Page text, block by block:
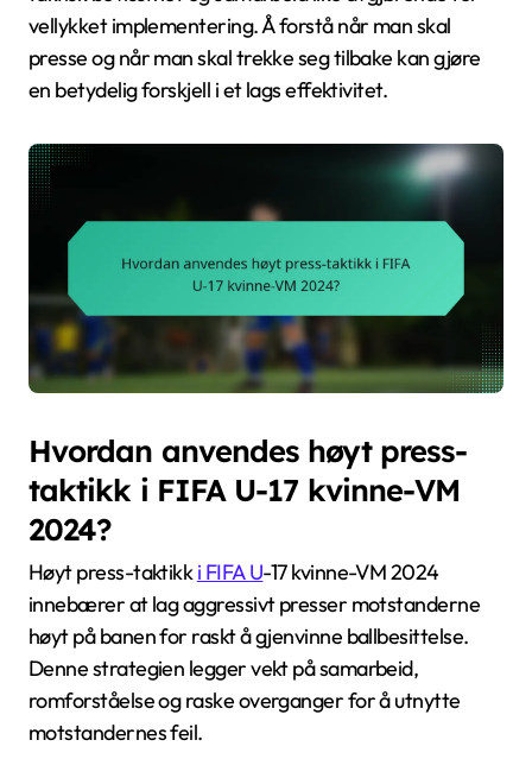
vellykket implementering. Å forstå når man skal
presse og når man skal trekke seg tilbake kan gjøre
en betydelig forskjell i et lags effektivitet.
Hvordan anvendes høyt press-
taktikk i FIFA U-17 kvinne-VM
2024?
Høyt press-taktikki FIFA U-17 kvinne-VM 2024
innebærer at lag aggressivt presser motstanderne
høyt på banen for raskt å gjenvinne ballbesittelse.
Denne strategien legger vekt på samarbeid,
romforståelse og raske overganger for å utnytte
motstandernes feil.